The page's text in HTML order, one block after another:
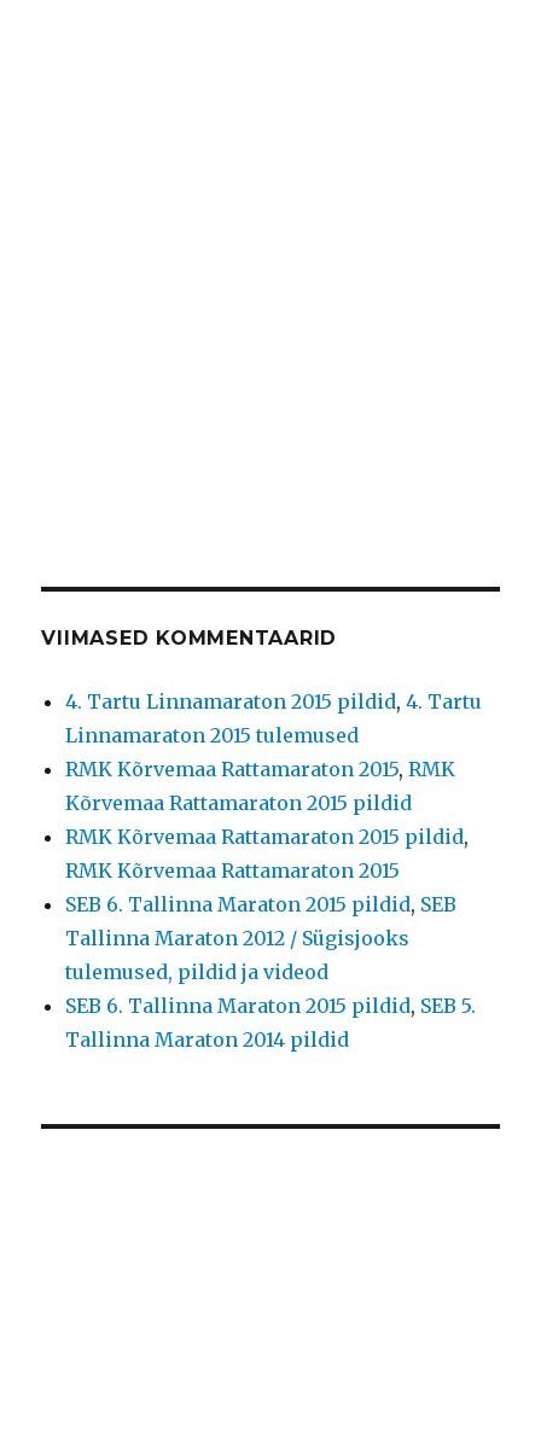
VIIMASED KOMMENTAARID
4. Tartu Linnamaraton 2015 pildid,4. Tartu
Linnamaraton 2015 tulemused
RMK Kõrvemaa Rattamaraton 2015,RMK
Kõrvemaa Rattamaraton 2015 pildid
RMK Kõrvemaa Rattamaraton 2015 pildid,
RMK Kõrvemaa Rattamaraton 2015
SEB 6. Tallinna Maraton 2015 pildid, SEB
Tallinna Maraton 2012 / Sügisjooks
tulemused, pildid ja videod
SEB 6. Tallinna Maraton 2015 pildid, SEB 5.
Tallinna Maraton 2014 pildid